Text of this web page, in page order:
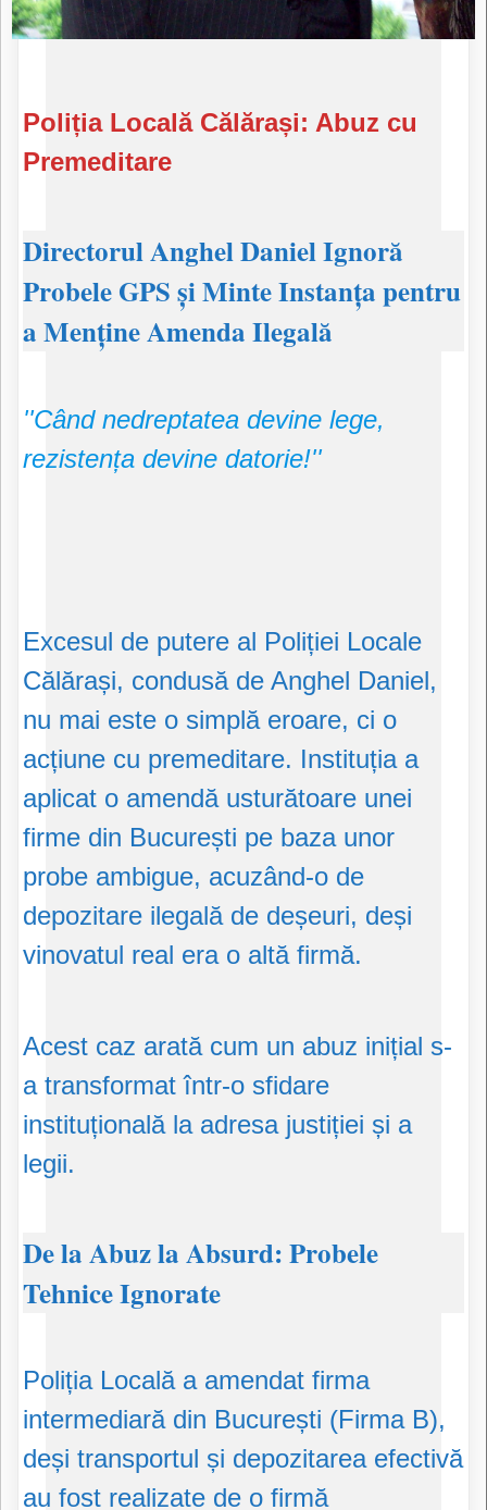
Poliția Locală Călărași: Abuz cu
Premeditare
​Directorul Anghel Daniel Ignoră
Probele GPS și Minte Instanța pentru
a Menține Amenda Ilegală
''Când nedreptatea devine lege,
rezistența devine datorie!''
​Excesul de putere al Poliției Locale
Călărași, condusă de Anghel Daniel,
nu mai este o simplă eroare, ci o
acțiune cu premeditare. Instituția a
aplicat o amendă usturătoare unei
firme din București pe baza unor
probe ambigue, acuzând-o de
depozitare ilegală de deșeuri, deși
vinovatul real era o altă firmă.
​Acest caz arată cum un abuz inițial s-
a transformat într-o sfidare
instituțională la adresa justiției și a
legii.
​De la Abuz la Absurd: Probele
Tehnice Ignorate
​Poliția Locală a amendat firma
intermediară din București (Firma B),
deși transportul și depozitarea efectivă
au fost realizate de o firmă